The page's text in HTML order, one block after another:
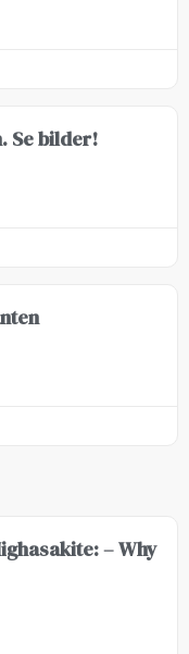
Se bilder!
– Why